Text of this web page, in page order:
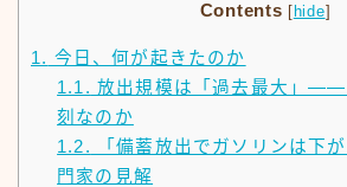
Contents [ hide]
1. 今日、何が起きたのか
1.1. 放出規模は「過去最大」——
刻なのか
1.2.
「備蓄放出でガソリンは下
門家の見解